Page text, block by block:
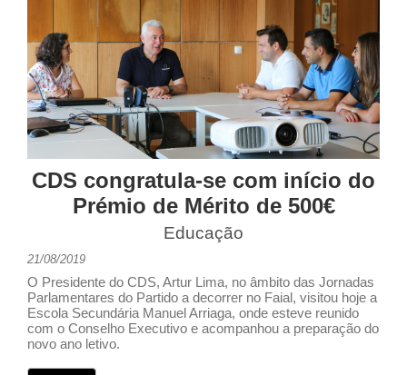
CDS congratula-se com início do
Prémio de Mérito de 500€
Educação
21/08/2019
O Presidente do CDS, Artur Lima, no âmbito das Jornadas
Parlamentares do Partido a decorrer no Faial, visitou hoje a
Escola Secundária Manuel Arriaga, onde esteve reunido
com o Conselho Executivo e acompanhou a preparação do
novo ano letivo.